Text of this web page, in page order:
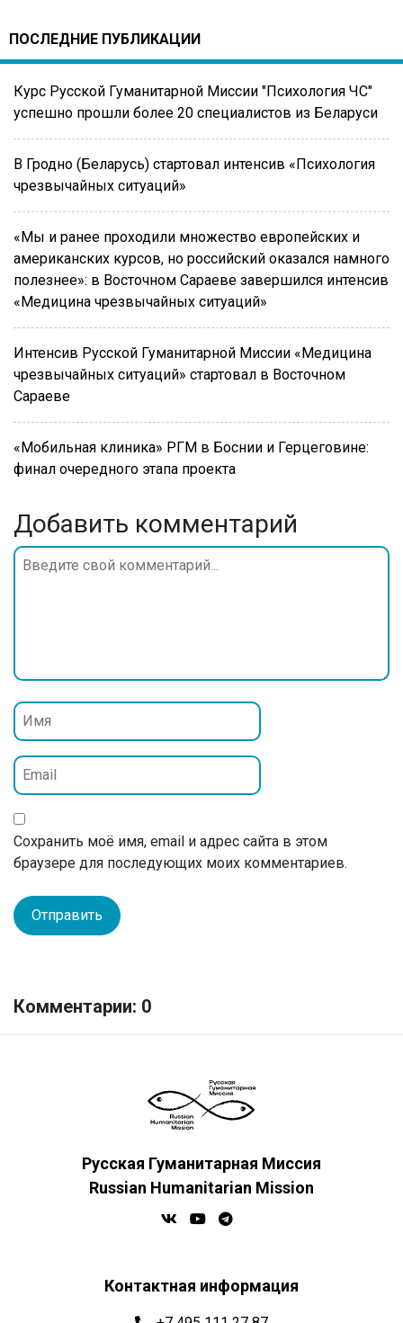
ПОСЛЕДНИЕ ПУБЛИКАЦИИ
Курс Русской Гуманитарной Миссии "Психология ЧС"
успешно прошли более 20 специалистов из Беларуси
В Гродно (Беларусь) стартовал интенсив «Психология
чрезвычайных ситуаций»
«Мы и ранее проходили множество европейских и
американских курсов, но российский оказался намного
полезнее»: в Восточном Сараеве завершился интенсив
«Медицина чрезвычайных ситуаций»
Интенсив Русской Гуманитарной Миссии «Медицина
чрезвычайных ситуаций» стартовал в Восточном
Сараеве
«Мобильная клиника» РГМ в Боснии и Герцеговине:
финал очередного этапа проекта
Добавить комментарий
Сохранить моё имя, email и адрес сайта в этом
браузере для последующих моих комментариев.
Комментарии: 0
Русская Гуманитарная Миссия
Russian Humanitarian Mission
Контактная информация